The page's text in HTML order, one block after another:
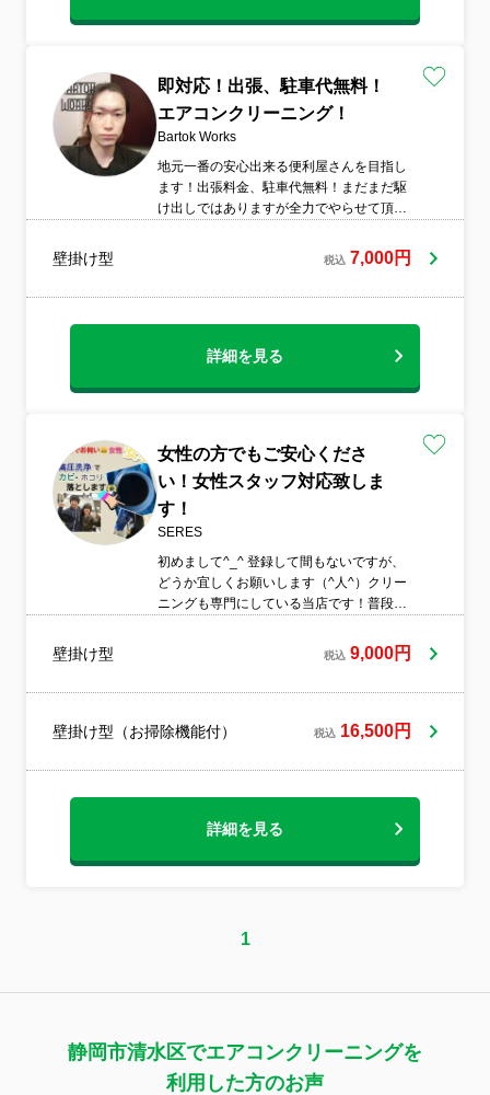
即対応！出張、駐車代無料！
エアコンクリーニング！
Bartok Works
地元一番の安心出来る便利屋さんを目指し
ます！出張料金、駐車代無料！まだまだ駆
け出しではありますが全力でやらせて頂き
壁掛け型 税込 7,000円
詳細を見る
女性の方でもご安心くださ
い！女性スタッフ対応致しま
す！
SERES
初めまして^_^ 登録して間もないですが、
どうか宜しくお願いします（^人^）クリー
ニングも専門にしている当店です！普段は
おりますが、年間600件を超えるクリーニ
ング技術者！特殊な洗浄機械や、洗浄スプ
わせいただければ幸いです。皆様のエアコ
しいです♪宜しくお願いしますm(_ _)m
壁掛け型 税込 9,000円
壁掛け型（お掃除機能付） 税込 16,500円
詳細を見る
1
静岡市清水区でエアコンクリーニングを
利用した方のお声